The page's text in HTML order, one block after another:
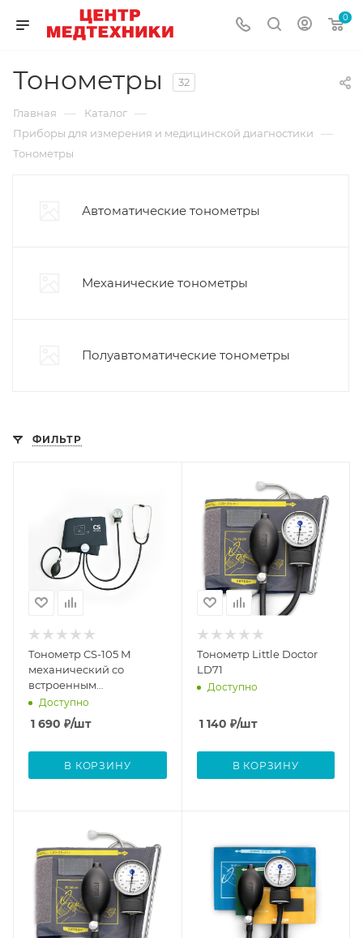
0
Тонометры 32
Главная — Каталог —
Приборы для измерения и медицинской диагностики —
Тонометры
Автоматические тонометры
Механические тонометры
Полуавтоматические тонометры
ФИЛЬТР
Тонометр CS-105 М
механический со
встроенным
стетоскопом (22-42 см)
Доступно
1 690 ₽/шт
В КОРЗИНУ
Тонометр Little Doctor
LD71
Доступно
1 140 ₽/шт
В КОРЗИНУ